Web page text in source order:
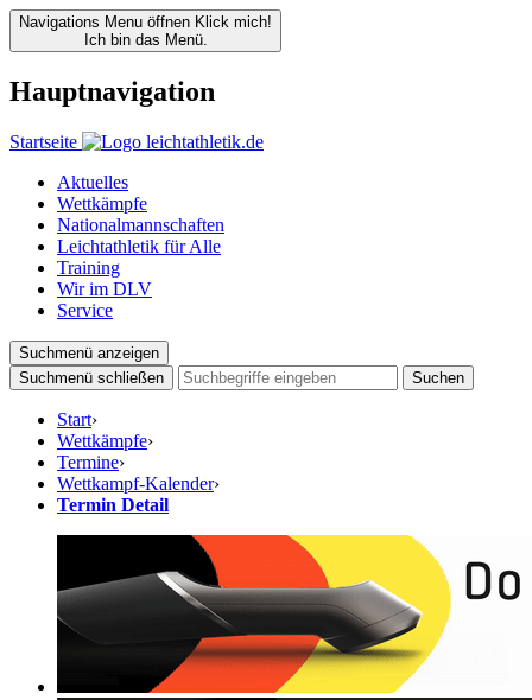
Navigations Menu öffnen Klick mich!
Ich bin das Menü.
Hauptnavigation
Startseite
Aktuelles
Wettkämpfe
Nationalmannschaften
Leichtathletik für Alle
Training
Wir im DLV
Service
Suchmenü anzeigen
Suchmenü schließen
Suchen
Start›
Wettkämpfe›
Termine›
Wettkampf-Kalender›
Termin Detail